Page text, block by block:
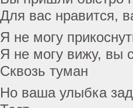
Для вас нравится,
Я не могу
Я не могу вижу, вы
Сквозь туман
Но ваша улыбка